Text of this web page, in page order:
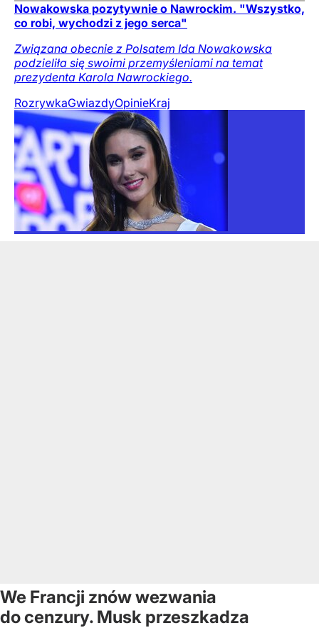
Nowakowska pozytywnie o Nawrockim. "Wszystko,
co robi, wychodzi z jego serca"
Związana obecnie z Polsatem Ida Nowakowska
podzieliła się swoimi przemyśleniami na temat
prezydenta Karola Nawrockiego.
RozrywkaGwiazdyOpinieKraj
We Francji znów wezwania
do cenzury. Musk przeszkadza